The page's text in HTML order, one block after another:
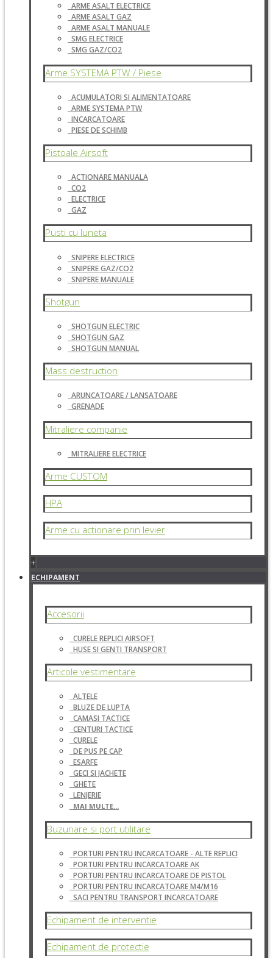
ARME ASALT ELECTRICE
ARME ASALT GAZ
ARME ASALT MANUALE
SMG ELECTRICE
SMG GAZ/CO2
Arme SYSTEMA PTW / Piese
ACUMULATORI SI ALIMENTATOARE
ARME SYSTEMA PTW
INCARCATOARE
PIESE DE SCHIMB
Pistoale Airsoft
ACTIONARE MANUALA
CO2
ELECTRICE
GAZ
Pusti cu luneta
SNIPERE ELECTRICE
SNIPERE GAZ/CO2
SNIPERE MANUALE
Shotgun
SHOTGUN ELECTRIC
SHOTGUN GAZ
SHOTGUN MANUAL
Mass destruction
ARUNCATOARE / LANSATOARE
GRENADE
Mitraliere companie
MITRALIERE ELECTRICE
Arme CUSTOM
HPA
Arme cu actionare prin levier
+
ECHIPAMENT
Accesorii
CURELE REPLICI AIRSOFT
HUSE SI GENTI TRANSPORT
Articole vestimentare
ALTELE
BLUZE DE LUPTA
CAMASI TACTICE
CENTURI TACTICE
CURELE
DE PUS PE CAP
ESARFE
GECI SI JACHETE
GHETE
LENJERIE
MAI MULTE...
Buzunare si port utilitare
PORTURI PENTRU INCARCATOARE - ALTE REPLICI
PORTURI PENTRU INCARCATOARE AK
PORTURI PENTRU INCARCATOARE DE PISTOL
PORTURI PENTRU INCARCATOARE M4/M16
SACI PENTRU TRANSPORT INCARCATOARE
Echipament de interventie
Echipament de protectie